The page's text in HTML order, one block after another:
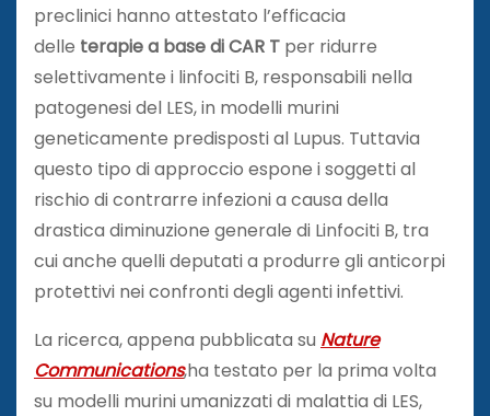
preclinici hanno attestato l’efficacia
delle terapie a base di CAR T per ridurre
selettivamente i linfociti B, responsabili nella
patogenesi del LES, in modelli murini
geneticamente predisposti al Lupus. Tuttavia
questo tipo di approccio espone i soggetti al
rischio di contrarre infezioni a causa della
drastica diminuzione generale di Linfociti B, tra
cui anche quelli deputati a produrre gli anticorpi
protettivi nei confronti degli agenti infettivi.
La ricerca, appena pubblicata su Nature
Communications,ha testato per la prima volta
su modelli murini umanizzati di malattia di LES,